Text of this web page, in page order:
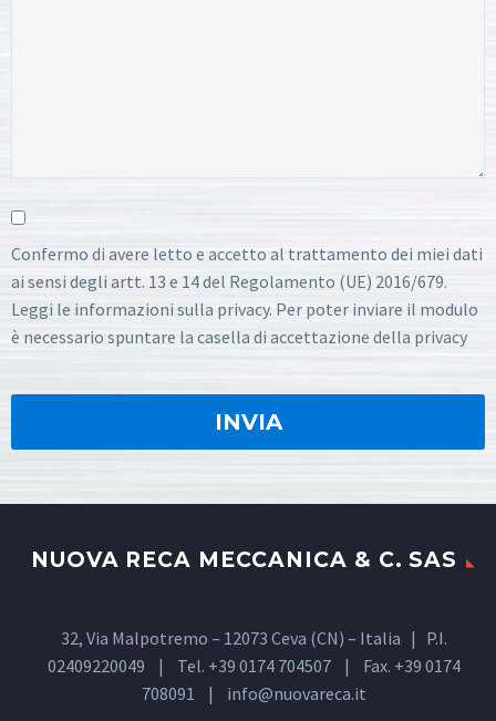
Confermo di avere letto e accetto al trattamento dei miei dati
ai sensi degli artt. 13 e 14 del Regolamento (UE) 2016/679.
Leggi le informazioni sulla privacy. Per poter inviare il modulo
è necessario spuntare la casella di accettazione della privacy
NUOVA RECA MECCANICA & C. SAS
32, Via Malpotremo – 12073 Ceva (CN) – Italia | P.I.
02409220049 | Tel. +39 0174 704507 | Fax. +39 0174
708091 | info@nuovareca.it